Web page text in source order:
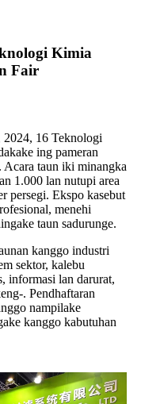
Kimia
Fair
16 Teknologi
ing pameran
Acara taun iki minangka
1.000 lan nutupi area
persegi. Ekspo kasebut
menehi
taun sadurunge.
kanggo industri
sektor, kalebu
informasi lan darurat,
. Pendhaftaran
nampilake
kanggo kabutuhan